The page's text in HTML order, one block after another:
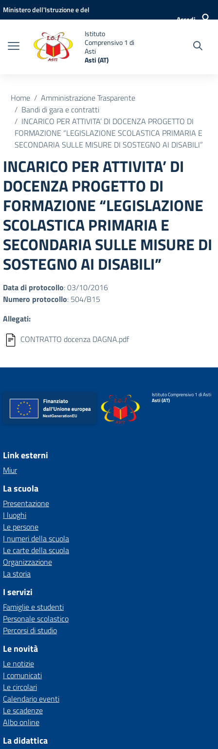
Vai ai contenuti
Vai al menu di navigazione
Vai al footer
Ministero dell'Istruzione e del
Accedi
Istituto
Comprensivo 1 di
Asti
Asti (AT)
Home
Amministrazione Trasparente
Bandi di gara e contratti
INCARICO PER ATTIVITA’ DI DOCENZA PROGETTO DI
FORMAZIONE “LEGISLAZIONE SCOLASTICA PRIMARIA E
SECONDARIA SULLE MISURE DI SOSTEGNO AI DISABILI”
INCARICO PER ATTIVITA’ DI
DOCENZA PROGETTO DI
FORMAZIONE “LEGISLAZIONE
SCOLASTICA PRIMARIA E
SECONDARIA SULLE MISURE DI
SOSTEGNO AI DISABILI”
Data di protocollo: 03/10/2016
Numero protocollo: 504/B15
Allegati:
CONTRATTO docenza DAGNA.pdf
Istituto Comprensivo 1 di Asti
Asti (AT)
Link esterni
Miur
La scuola
Presentazione
I luoghi
Le persone
I numeri della scuola
Le carte della scuola
Organizzazione
La storia
I servizi
Famiglie e studenti
Personale scolastico
Percorsi di studio
Le novità
Le notizie
I comunicati
Le circolari
Calendario eventi
Le scadenze
Albo online
La didattica